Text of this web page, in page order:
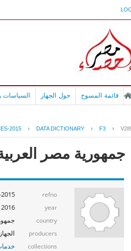
قائمة المسوح حول الجهاز السياسات
2015 › DATA DICTIONARY › F3 ›
جمهورية مصر العربية
refno
year
2016
country
producers
collections